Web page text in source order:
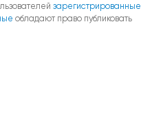
зарегистрированные
обладают право публиковать